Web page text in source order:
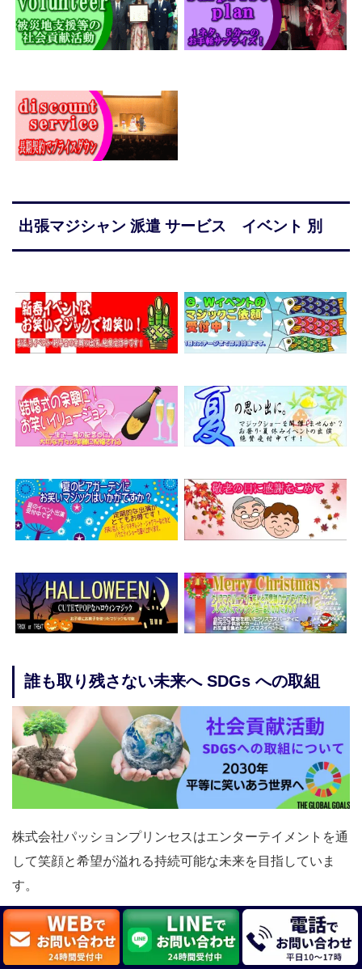
出張マジシャン 派遣 サービス イベント 別
誰も取り残さない未来へ SDGs への取組
株式会社パッションプリンセスはエンターテイメントを通
して笑顔と希望が溢れる持続可能な未来を目指していま
す。
イリュージョン マジック の レンタル